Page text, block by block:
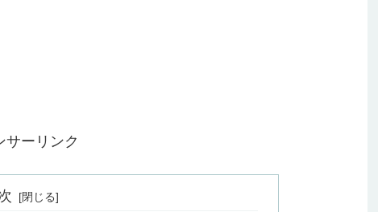
サーリンク